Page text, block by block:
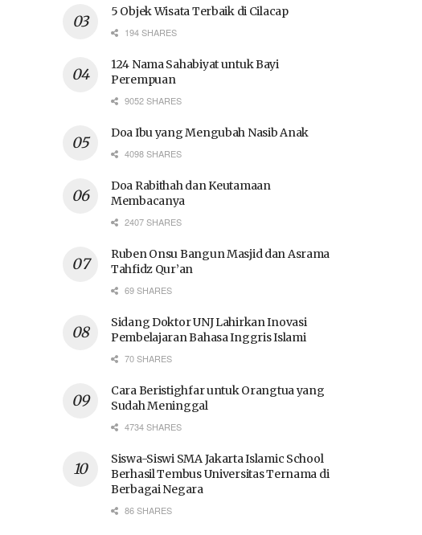
5 Objek Wisata Terbaik di Cilacap
194 SHARES
124 Nama Sahabiyat untuk Bayi
Perempuan
9052 SHARES
Doa Ibu yang Mengubah Nasib Anak
4098 SHARES
Doa Rabithah dan Keutamaan
Membacanya
2407 SHARES
Ruben Onsu Bangun Masjid dan Asrama
Tahfidz Qur’an
69 SHARES
Sidang Doktor UNJ Lahirkan Inovasi
Pembelajaran Bahasa Inggris Islami
70 SHARES
Cara Beristighfar untuk Orangtua yang
Sudah Meninggal
4734 SHARES
Siswa-Siswi SMA Jakarta Islamic School
Berhasil Tembus Universitas Ternama di
Berbagai Negara
86 SHARES